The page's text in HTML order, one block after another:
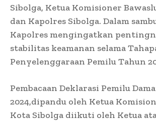
Sibolga, Ketua Komisioner
dan Kapolres Sibolga. Dalam
Kapolres mengingatkan
stabilitas keamanan selama
Penyelenggaraan Pemilu Tahun
Pembacaan Deklarasi Pemilu
2024,dipandu oleh Ketua
Kota Sibolga diikuti oleh Ketua